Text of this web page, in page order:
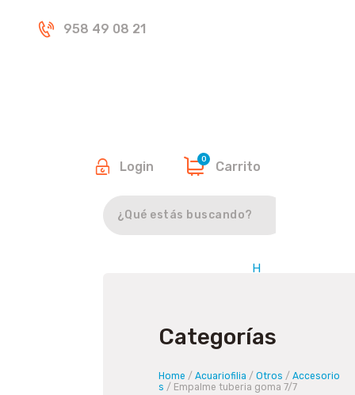
958 49 08 21
Login Carrito
0
Tienda
H
e
/A
u
Categorías
Home /Acuariofilia /Otros /Accesorio
s / Empalme tuberia goma 7/7